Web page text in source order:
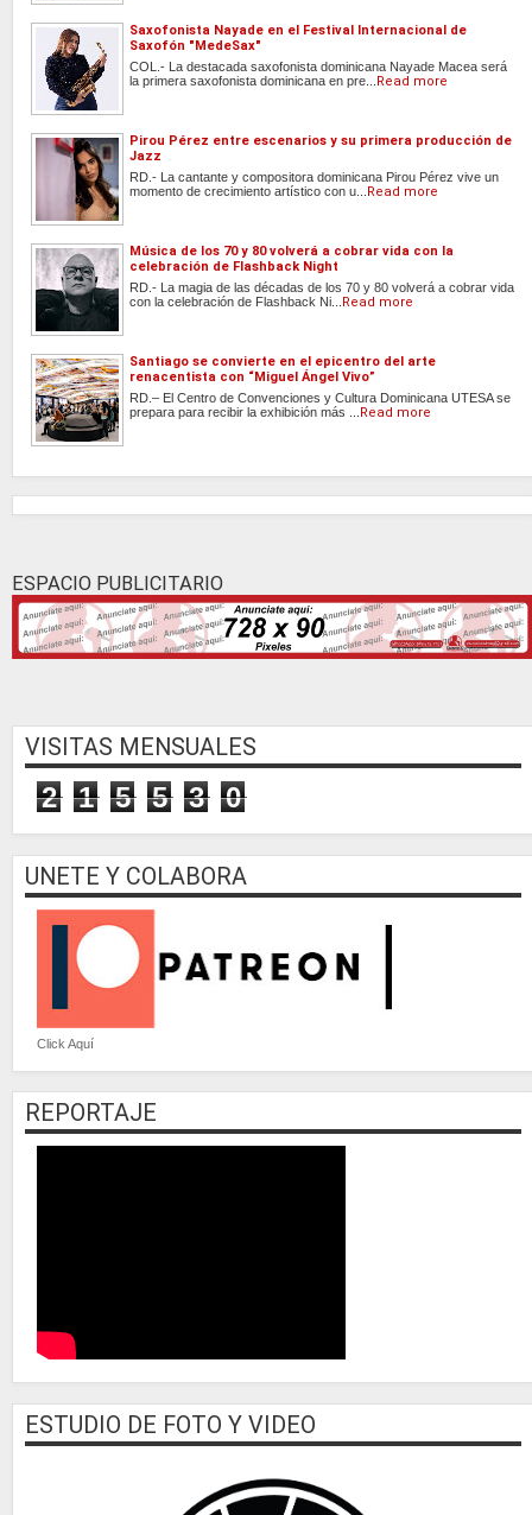
Saxofonista Nayade en el Festival Internacional de
Saxofón "MedeSax"
COL.- La destacada saxofonista dominicana Nayade Macea será
la primera saxofonista dominicana en pre... Read more
Pirou Pérez entre escenarios y su primera producción de
Jazz
RD.- La cantante y compositora dominicana Pirou Pérez vive un
momento de crecimiento artístico con u... Read more
Música de los 70 y 80 volverá a cobrar vida con la
celebración de Flashback Night
RD.- La magia de las décadas de los 70 y 80 volverá a cobrar vida
con la celebración de Flashback Ni... Read more
Santiago se convierte en el epicentro del arte
renacentista con “Miguel Ángel Vivo”
RD.– El Centro de Convenciones y Cultura Dominicana UTESA se
prepara para recibir la exhibición más ... Read more
ESPACIO PUBLICITARIO
VISITAS MENSUALES
2 1 5 5 3 0
UNETE Y COLABORA
Click Aquí
REPORTAJE
ESTUDIO DE FOTO Y VIDEO